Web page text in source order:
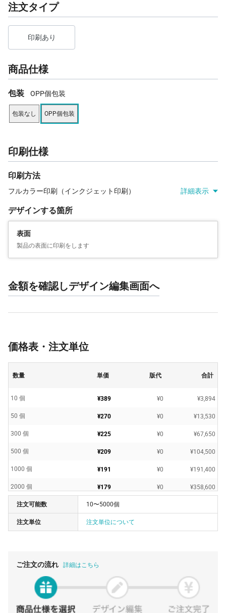
注文タイプ
印刷あり
商品仕様
包装 OPP個包装
包装なし OPP個包装
印刷仕様
印刷方法
フルカラー印刷（インクジェット印刷） 詳細表示
デザインする箇所
表面
製品の表面に印刷をします
金額を確認しデザイン編集画面へ
価格表・注文単位
数量 単価 版代 合計
10 個 ¥389 ¥0 ¥3,894
50 個 ¥270 ¥0 ¥13,530
300 個 ¥225 ¥0 ¥67,650
500 個 ¥209 ¥0 ¥104,500
1000 個 ¥191 ¥0 ¥191,400
2000 個 ¥179 ¥0 ¥358,600
3000 個 ¥174
5000 個 ¥166
注文可能数 10〜5000個
注文単位 注文単位について
ご注文の流れ 詳細はこちら